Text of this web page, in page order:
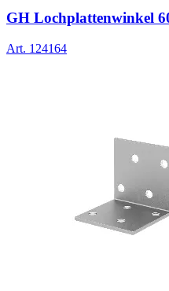
GH Lochplattenwinkel
Art. 124164